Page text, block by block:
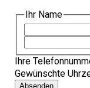
Ihr Name
Ihre
Gewünschte
Absenden